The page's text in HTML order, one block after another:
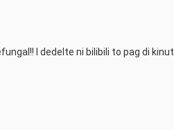
I dedelte ni bilibili to pag di kinut